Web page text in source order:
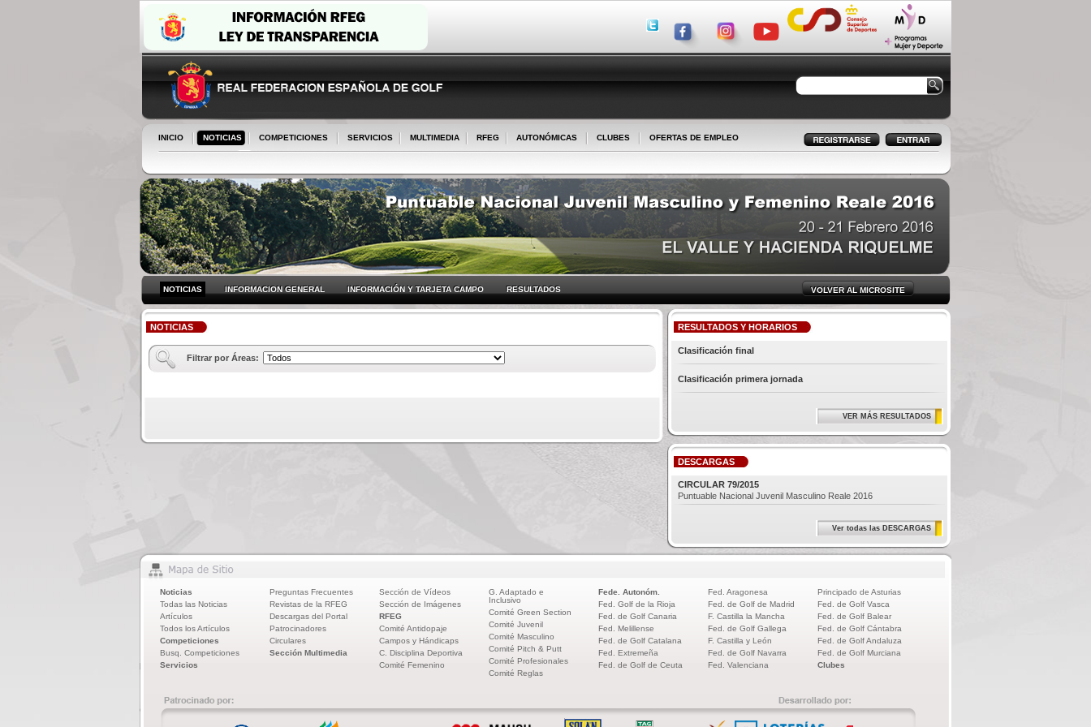
INICIO NOTICIAS COMPETICIONES SERVICIOS MULTIMEDIA RFEG AUTONÓMICAS CLUBES OFERTAS DE EMPLEO
NOTICIAS INFORMACION GENERAL INFORMACIÓN Y TARJETA CAMPO RESULTADOS VOLVER AL MICROSITE
NOTICIAS
Filtrar por Áreas:
RESULTADOS Y HORARIOS
Clasificación final
Clasificación primera jornada
VER MÁS RESULTADOS
DESCARGAS
CIRCULAR 79/2015
Puntuable Nacional Juvenil Masculino Reale 2016
Ver todas las DESCARGAS
Noticias
Todas las Noticias
Artículos
Todos los Artículos
Competiciones
Busq. Competiciones
Servicios
Preguntas Frecuentes
Revistas de la RFEG
Descargas del Portal
Patrocinadores
Circulares
Sección Multimedia
Sección de Vídeos
Sección de Imágenes
RFEG
Comité Antidopaje
Campos y Hándicaps
C. Disciplina Deportiva
Comité Femenino
G. Adaptado e
Inclusivo
Comité Green Section
Comité Juvenil
Comité Masculino
Comité Pitch & Putt
Comité Profesionales
Comité Reglas
Fede. Autonóm.
Fed. Golf de la Rioja
Fed. de Golf Canaria
Fed. Melillense
Fed. de Golf Catalana
Fed. Extremeña
Fed. de Golf de Ceuta
Fed. Aragonesa
Fed. de Golf de Madrid
F. Castilla la Mancha
Fed. de Golf Gallega
F. Castilla y León
Fed. de Golf Navarra
Fed. Valenciana
Principado de Asturias
Fed. de Golf Vasca
Fed. de Golf Balear
Fed. de Golf Cántabra
Fed. de Golf Andaluza
Fed. de Golf Murciana
Clubes